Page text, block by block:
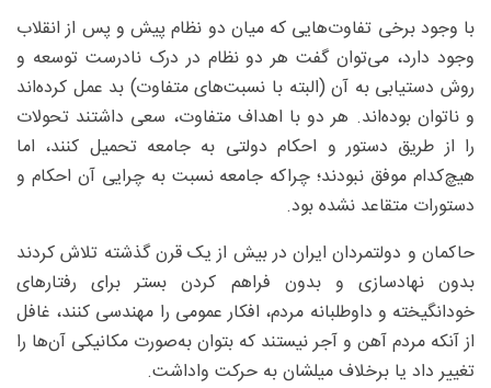
با وجود برخی تفاوت‌هایی که میان دو نظام پیش و پس از انقلاب
وجود دارد، می‌توان گفت هر دو نظام در درک نادرست توسعه و
روش دستیابی به آن (البته با نسبت‌های متفاوت) بد عمل کرده‌اند
و ناتوان بوده‌اند. هر دو با اهداف متفاوت، سعی داشتند تحولات
را از طریق دستور و احکام دولتی به جامعه تحمیل کنند، اما
هیچ‌کدام موفق نبودند؛ چراکه جامعه نسبت به چرایی آن احکام و
دستورات متقاعد نشده بود.
حاکمان و دولتمردان ایران در بیش از یک قرن گذشته تلاش کردند
بدون نهادسازی و بدون فراهم کردن بستر برای رفتارهای
خودانگیخته و داوطلبانه مردم، افکار عمومی را مهندسی کنند، غافل
از آنکه مردم آهن و آجر نیستند که بتوان به‌صورت مکانیکی آن‌ها را
تغییر داد یا برخلاف میلشان به حرکت واداشت.